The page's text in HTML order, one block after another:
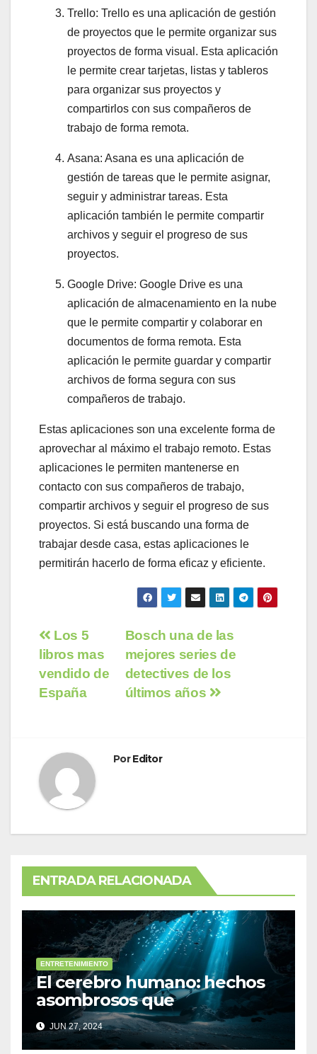
Trello: Trello es una aplicación de gestión
de proyectos que le permite organizar sus
proyectos de forma visual. Esta aplicación
le permite crear tarjetas, listas y tableros
para organizar sus proyectos y
compartirlos con sus compañeros de
trabajo de forma remota.
Asana: Asana es una aplicación de
gestión de tareas que le permite asignar,
seguir y administrar tareas. Esta
aplicación también le permite compartir
archivos y seguir el progreso de sus
proyectos.
Google Drive: Google Drive es una
aplicación de almacenamiento en la nube
que le permite compartir y colaborar en
documentos de forma remota. Esta
aplicación le permite guardar y compartir
archivos de forma segura con sus
compañeros de trabajo.
Estas aplicaciones son una excelente forma de
aprovechar al máximo el trabajo remoto. Estas
aplicaciones le permiten mantenerse en
contacto con sus compañeros de trabajo,
compartir archivos y seguir el progreso de sus
proyectos. Si está buscando una forma de
trabajar desde casa, estas aplicaciones le
permitirán hacerlo de forma eficaz y eficiente.
Navegación
de
entradas
Bosch una de las
mejores series de
detectives de los
últimos años
Los 5
libros mas
vendido de
España
PorEditor
ENTRADA RELACIONADA
ENTRETENIMIENTO
El cerebro humano: hechos
asombrosos que
desconocías
JUN 27, 2024